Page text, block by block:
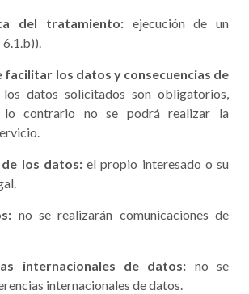
del tratamiento:ejecución de un
facilitar los datos y consecuencias de
los datos solicitados son obligatorios,
lo contrario no se podrá realizar la
de los datos:el propio interesado o su
no se realizarán comunicaciones de
internacionales de datos: no se
internacionales de datos.